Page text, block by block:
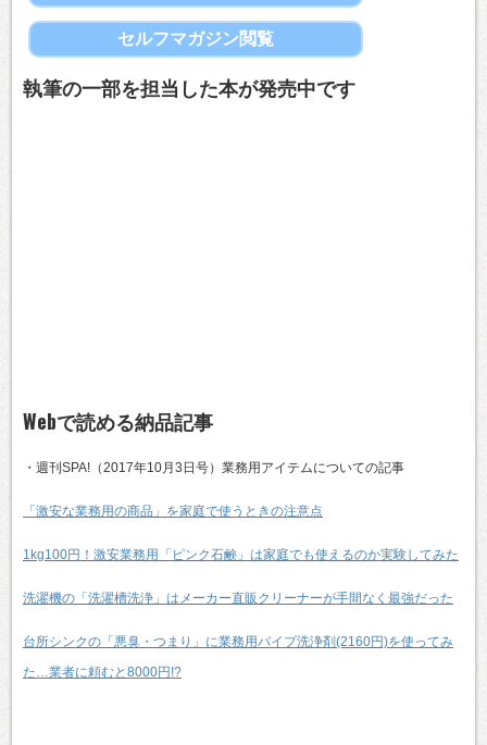
セルフマガジン閲覧
執筆の一部を担当した本が発売中です
Webで読める納品記事
・週刊SPA!（2017年10月3日号）業務用アイテムについての記事
「激安な業務用の商品」を家庭で使うときの注意点
1kg100円！激安業務用「ピンク石鹸」は家庭でも使えるのか実験してみた
洗濯機の「洗濯槽洗浄」はメーカー直販クリーナーが手間なく最強だった
台所シンクの「悪臭・つまり」に業務用パイプ洗浄剤(2160円)を使ってみ
た…業者に頼むと8000円!?